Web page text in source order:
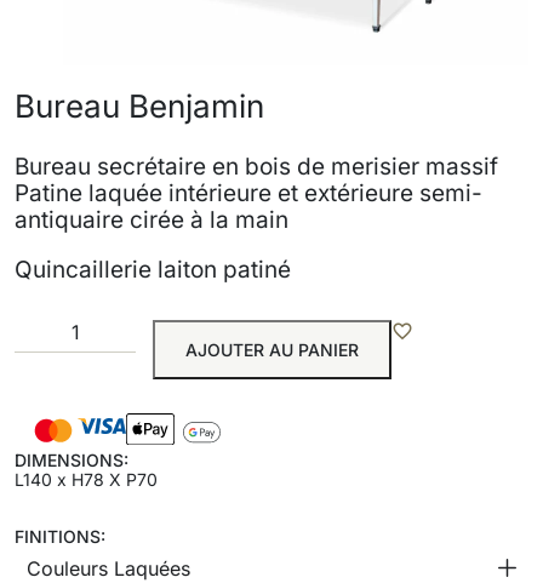
Bureau Benjamin
Bureau secrétaire en bois de merisier massif
Patine laquée intérieure et extérieure semi-
antiquaire cirée à la main
Quincaillerie laiton patiné
AJOUTER AU PANIER
DIMENSIONS:
L140 x H78 X P70
FINITIONS:
Couleurs Laquées